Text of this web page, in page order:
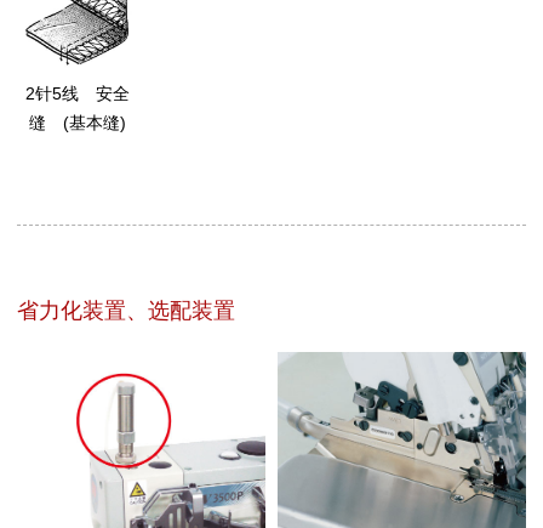
2针5线 安全
缝 (基本缝)
省力化装置、选配装置